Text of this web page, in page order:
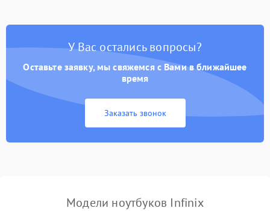
быстрая разрядка,
2500 ₽ Подробнее →
Неисправность зарядного
питания
2000 ₽ Подробнее →
неисправности кулера
пропадание диска
У Вас остались вопросы?
Оставьте заявку, мы свяжемся с Вами в ближайшее
время
Заказать звонок
Модели ноутбуков Infinix